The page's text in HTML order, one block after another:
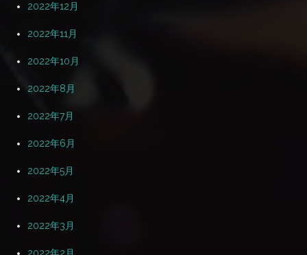
2022年12月
2022年11月
2022年10月
2022年8月
2022年7月
2022年6月
2022年5月
2022年4月
2022年3月